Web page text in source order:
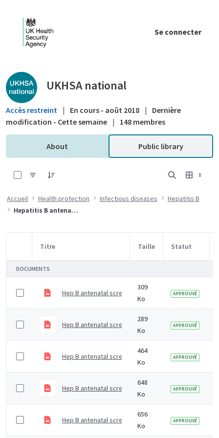
Se connecter
Public library - UKHSA national
UKHSA national
Accès restreint | En cours - août 2018 |
Dernière
modification - Cette semaine | 148 membres
About Public library
Accueil Health protection Infectious diseases
Hepatitis B
Hepatitis B antenatal screening and selective neonatal immunisation pathway
Sélection d'article
Titre Taille Statut
DOCUMENTS
Hep B antenatal screening - All pregnant women
309
Ko
APPROUVÉ
Hep B antenatal screening - All pregnant women
289
Ko
APPROUVÉ
Hep B antenatal screening - live birth-baby born to a
464
Ko
APPROUVÉ
Hep B antenatal screening - schematic of managing
648
Ko
APPROUVÉ
Hep B antenatal screening - IDPS programme
656
Ko
APPROUVÉ